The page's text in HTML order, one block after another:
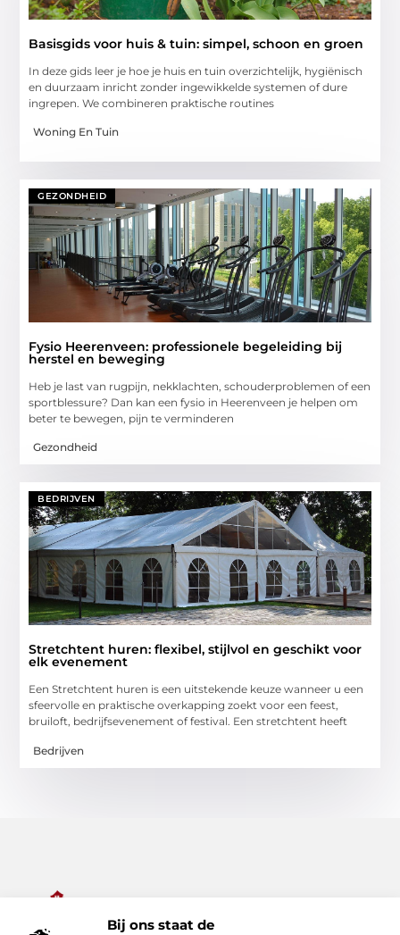
Bij ons staat de
Basisgids voor huis & tuin: simpel, schoon en groen
In deze gids leer je hoe je huis en tuin overzichtelijk, hygiënisch
en duurzaam inricht zonder ingewikkelde systemen of dure
ingrepen. We combineren praktische routines
Woning En Tuin
GEZONDHEID
Fysio Heerenveen: professionele begeleiding bij
herstel en beweging
Heb je last van rugpijn, nekklachten, schouderproblemen of een
sportblessure? Dan kan een fysio in Heerenveen je helpen om
beter te bewegen, pijn te verminderen
Gezondheid
BEDRIJVEN
Stretchtent huren: flexibel, stijlvol en geschikt voor
elk evenement
Een Stretchtent huren is een uitstekende keuze wanneer u een
sfeervolle en praktische overkapping zoekt voor een feest,
bruiloft, bedrijfsevenement of festival. Een stretchtent heeft
Bedrijven